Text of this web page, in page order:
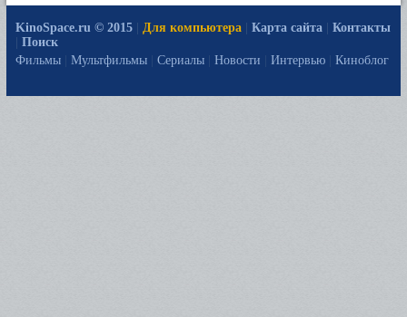
KinoSpace.ru © 2015 Для компьютера Карта сайта
Контакты
Поиск
Фильмы
Мультфильмы Сериалы Новости Интервью Киноблог